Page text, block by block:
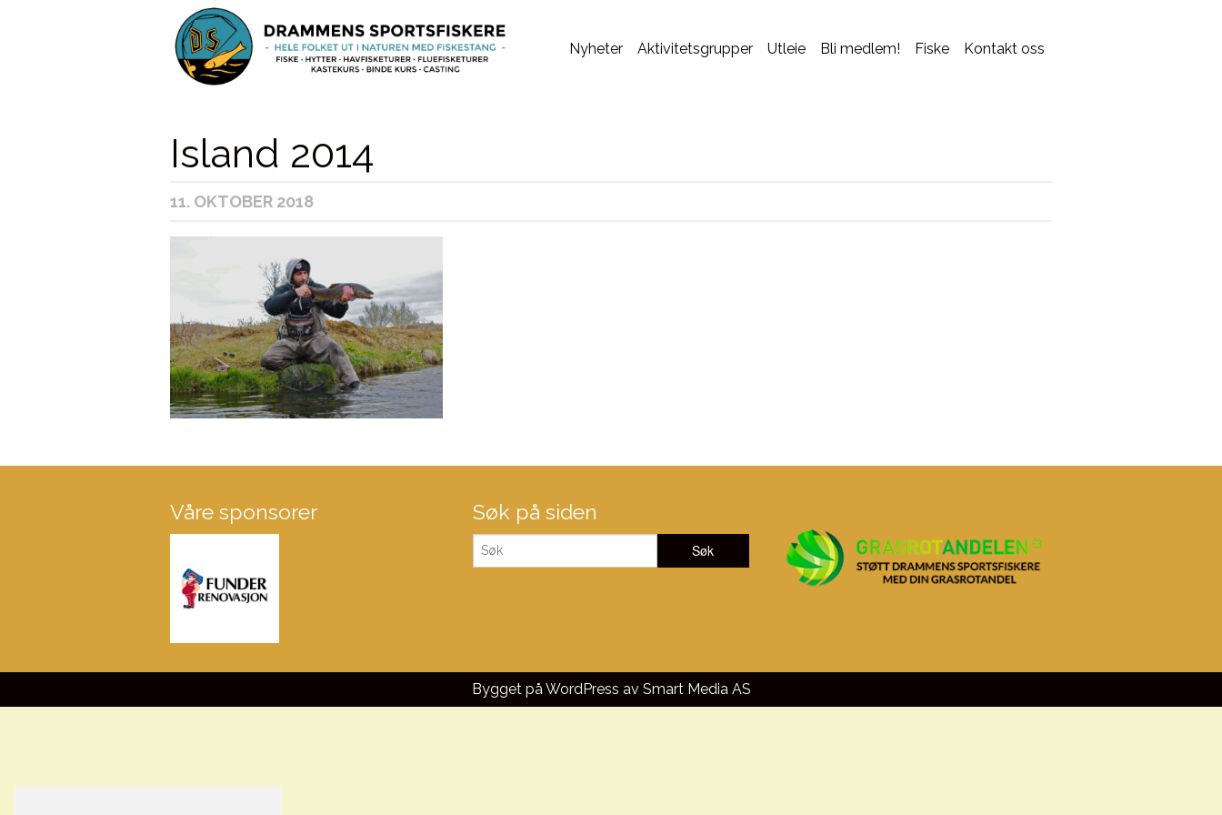
Nyheter Aktivitetsgrupper Utleie Bli medlem! Fiske Kontakt oss
Island 2014
11. OKTOBER 2018
Våre sponsorer Søk på siden
Bygget på WordPress av Smart Media AS